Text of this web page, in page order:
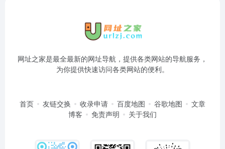
网址之家是最全最新的网址导航，提供各类网站的导航服务，
为你提供快速访问各类网站的便利。
首页 友链交换 收录申请 百度地图 谷歌地图
文章
博客
免责声明 关于我们